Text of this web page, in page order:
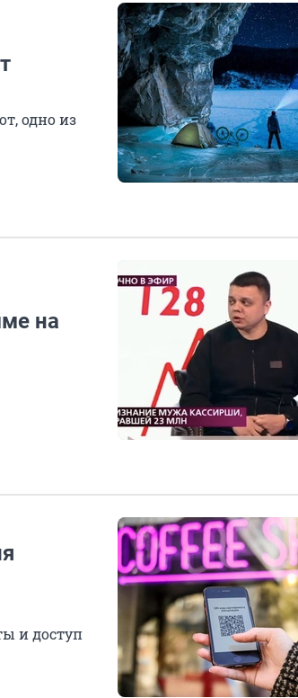
одно из
на
и доступ